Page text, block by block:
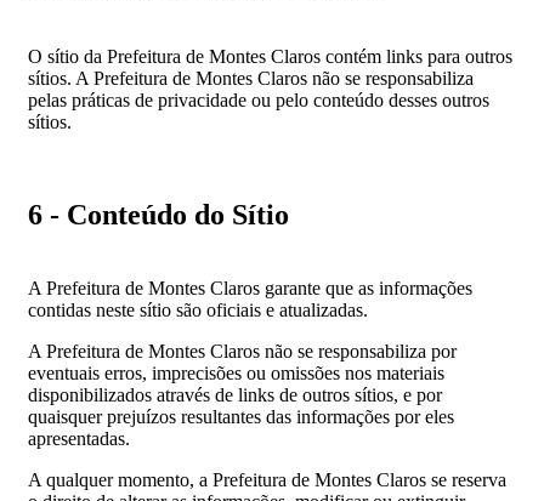
O sítio da Prefeitura de Montes Claros contém links para outros
sítios. A Prefeitura de Montes Claros não se responsabiliza
pelas práticas de privacidade ou pelo conteúdo desses outros
sítios.
6 - Conteúdo do Sítio
A Prefeitura de Montes Claros garante que as informações
contidas neste sítio são oficiais e atualizadas.
A Prefeitura de Montes Claros não se responsabiliza por
eventuais erros, imprecisões ou omissões nos materiais
disponibilizados através de links de outros sítios, e por
quaisquer prejuízos resultantes das informações por eles
apresentadas.
A qualquer momento, a Prefeitura de Montes Claros se reserva